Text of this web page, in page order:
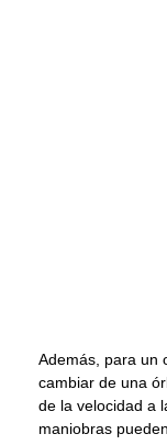
Además, para un
cambiar de una
de la velocidad a
maniobras